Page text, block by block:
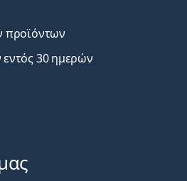
προϊόντων
30 ημερών